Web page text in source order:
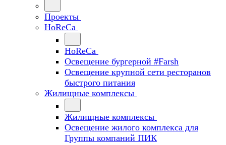
Проекты
HoReCa
HoReCa
Освещение бургерной #Farsh
Освещение крупной сети ресторанов
быстрого питания
Жилищные комплексы
Жилищные комплексы
Освещение жилого комплекса для
Группы компаний ПИК